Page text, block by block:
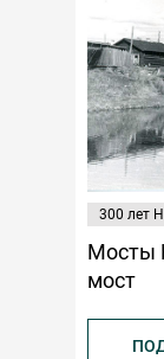
300 лет
Мосты
мост